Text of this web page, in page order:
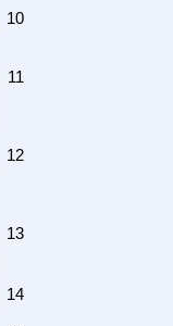
10
11
12
13
14